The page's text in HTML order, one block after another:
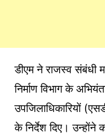
डीएम ने राजस्व संबंधी
निर्माण विभाग के
उपजिलाधिकारियों
के निर्देश दिए।